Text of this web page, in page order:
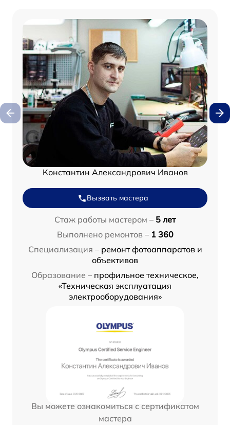
Константин Александрович Иванов
Вызвать мастера
Стаж работы мастером – 5 лет
Выполнено ремонтов – 1 360
Специализация – ремонт фотоаппаратов и
объективов
Образование – профильное техническое,
«Техническая эксплуатация
электрооборудования»
Вы можете ознакомиться с сертификатом
мастера